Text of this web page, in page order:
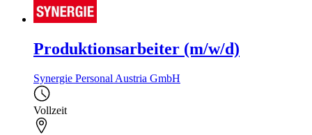
Produktionsarbeiter (m/w/d)
Synergie Personal Austria GmbH
Vollzeit